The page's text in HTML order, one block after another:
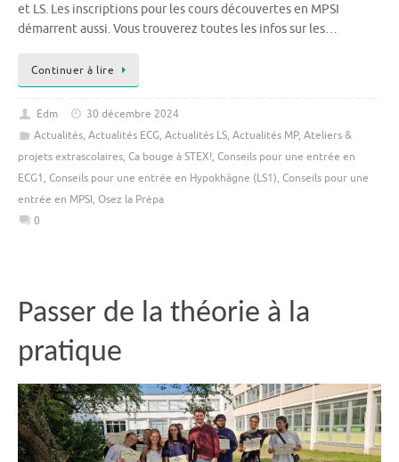
et LS. Les inscriptions pour les cours découvertes en MPSI
démarrent aussi. Vous trouverez toutes les infos sur les…
Continuer à lire
Edm
30 décembre 2024
Actualités, Actualités ECG, Actualités LS, Actualités MP, Ateliers &
projets extrascolaires, Ca bouge à STEX!, Conseils pour une entrée en
ECG1, Conseils pour une entrée en Hypokhâgne (LS1), Conseils pour une
entrée en MPSI, Osez la Prépa
0
Passer de la théorie à la
pratique